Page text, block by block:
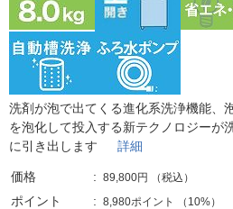
洗剤が泡で出てくる進化系洗浄機能、
を泡化して投入する新テクノロジーが
に引き出します 詳細
価格 89,800円 （税込）
ポイント 8,980ポイント （ 10%）